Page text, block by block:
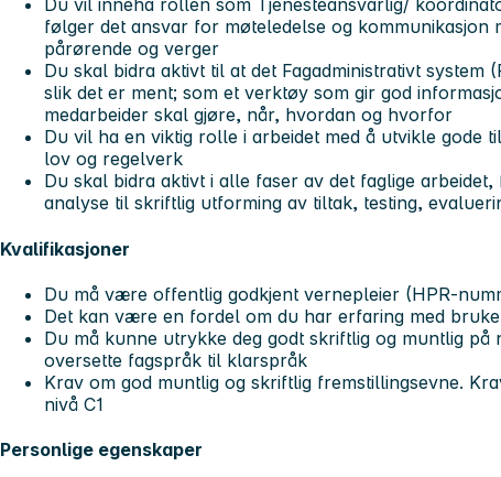
Du vil inneha rollen som Tjenesteansvarlig/
følger det ansvar for møteledelse og kommunikasjon
pårørende og verger
Du skal bidra aktivt til at det Fagadministrativt system
slik det er ment; som et verktøy som gir god
medarbeider skal gjøre, når, hvordan og hvorfor
Du vil ha en viktig rolle i arbeidet med å utvikle gode
lov og regelverk
Du skal bidra aktivt i alle faser av det faglige
analyse til skriftlig utforming av tiltak, testing,
Kvalifikasjoner
Du må være offentlig godkjent vernepleier (HPR-
Det kan være en fordel om du har erfaring med
Du må kunne utrykke deg godt skriftlig og muntlig på
oversette fagspråk til klarspråk
Krav om god muntlig og skriftlig fremstillingsevne.
nivå C1
Personlige egenskaper